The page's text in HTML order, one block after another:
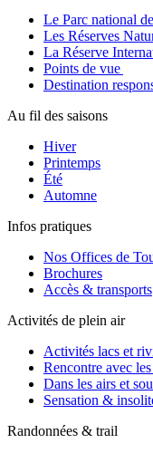
Le Parc national
Les Réserves
La Réserve
Points de vue
Destination
Au fil des saisons
Hiver
Printemps
Été
Automne
Infos pratiques
Nos Offices de
Brochures
Accès & transports
Activités de plein air
Activités lacs et
Rencontre avec
Dans les airs et
Sensation &
Randonnées & trail